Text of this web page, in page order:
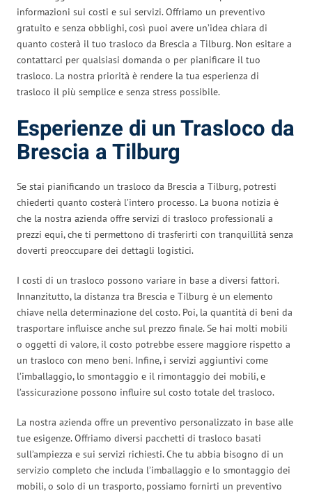
informazioni sui costi e sui servizi. Offriamo un preventivo
gratuito e senza obblighi, così puoi avere un’idea chiara di
quanto costerà il tuo trasloco da Brescia a Tilburg. Non esitare a
contattarci per qualsiasi domanda o per pianificare il tuo
trasloco. La nostra priorità è rendere la tua esperienza di
trasloco il più semplice e senza stress possibile.
Esperienze di un Trasloco da
Brescia a Tilburg
Se stai pianificando un trasloco da Brescia a Tilburg, potresti
chiederti quanto costerà l’intero processo. La buona notizia è
che la nostra azienda offre servizi di trasloco professionali a
prezzi equi, che ti permettono di trasferirti con tranquillità senza
doverti preoccupare dei dettagli logistici.
I costi di un trasloco possono variare in base a diversi fattori.
Innanzitutto, la distanza tra Brescia e Tilburg è un elemento
chiave nella determinazione del costo. Poi, la quantità di beni da
trasportare influisce anche sul prezzo finale. Se hai molti mobili
o oggetti di valore, il costo potrebbe essere maggiore rispetto a
un trasloco con meno beni. Infine, i servizi aggiuntivi come
l’imballaggio, lo smontaggio e il rimontaggio dei mobili, e
l’assicurazione possono influire sul costo totale del trasloco.
La nostra azienda offre un preventivo personalizzato in base alle
tue esigenze. Offriamo diversi pacchetti di trasloco basati
sull’ampiezza e sui servizi richiesti. Che tu abbia bisogno di un
servizio completo che includa l’imballaggio e lo smontaggio dei
mobili, o solo di un trasporto, possiamo fornirti un preventivo